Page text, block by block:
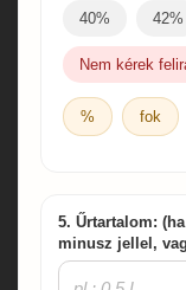
40% 42%
Nem kérek
% fok
5. Űrtartalom:
minusz jellel,